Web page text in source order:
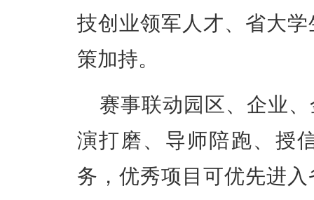
技创业领军人才、省大
策加持。
赛事联动园区、企业
演打磨、导师陪跑、授
务，优秀项目可优先进